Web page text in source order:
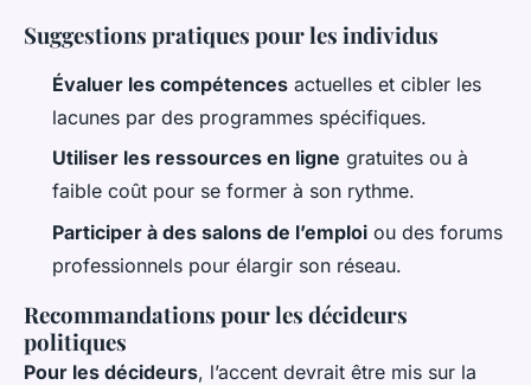
Suggestions pratiques pour les individus
Évaluer les compétences actuelles et cibler les
lacunes par des programmes spécifiques.
Utiliser les ressources en ligne gratuites ou à
faible coût pour se former à son rythme.
Participer à des salons de l’emploi ou des forums
professionnels pour élargir son réseau.
Recommandations pour les décideurs
politiques
Pour les décideurs, l’accent devrait être mis sur la